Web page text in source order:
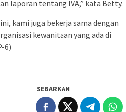
laporan tentang IVA,” kata Betty.
kami juga bekerja sama dengan
kewanitaan yang ada di
6)
SEBARKAN